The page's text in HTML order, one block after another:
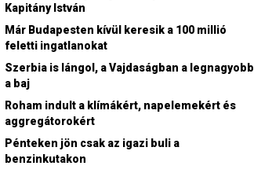
Kapitány István
Már Budapesten kívül keresik a 100 millió
feletti ingatlanokat
Szerbia is lángol, a Vajdaságban a legnagyobb
a baj
Roham indult a klímákért, napelemekért és
aggregátorokért
Pénteken jön csak az igazi buli a
benzinkutakon